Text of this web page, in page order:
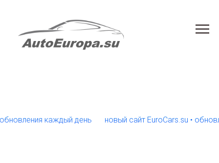
каждый день новый сайт EuroCars.su •